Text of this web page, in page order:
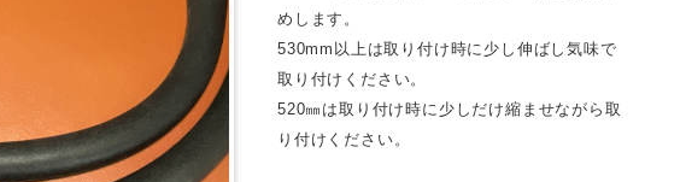
めします。
530mm以上は取り付け時に少し伸ばし気味で
取り付けください。
520㎜は取り付け時に少しだけ縮ませながら取
り付けください。